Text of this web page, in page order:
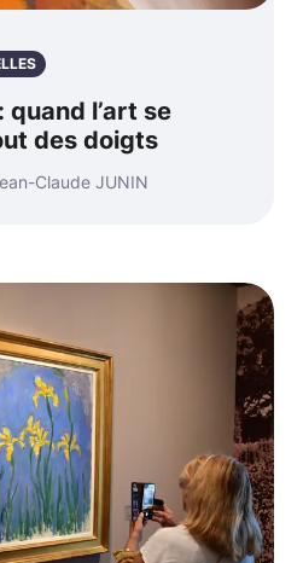
quand l’art se
des doigts
Claude JUNIN